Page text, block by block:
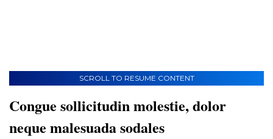
SCROLL TO RESUME CONTENT
Congue sollicitudin molestie, dolor
neque malesuada sodales